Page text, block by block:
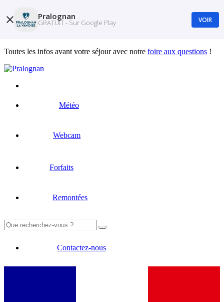
Toutes les infos avant votre séjour avec notre foire aux questions !
Météo
Webcam
Forfaits
Remontées
Rechercher :
Contactez-nous
Pralognan
GRATUIT - Sur Google Play VOIR